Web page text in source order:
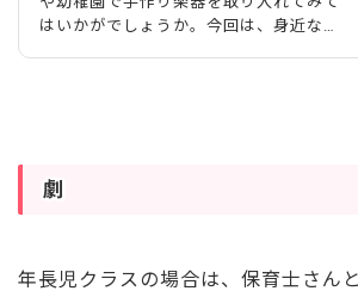
はいかがでしょうか。今回は、身近な材
劇
年長児クラスの場合は、保育士さん